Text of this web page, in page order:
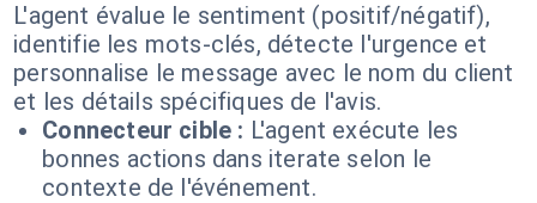
L'agent évalue le sentiment (positif/négatif),
identifie les mots-clés, détecte l'urgence et
personnalise le message avec le nom du client
et les détails spécifiques de l'avis.
Connecteur cible : L'agent exécute les
bonnes actions dans iterate selon le
contexte de l'événement.